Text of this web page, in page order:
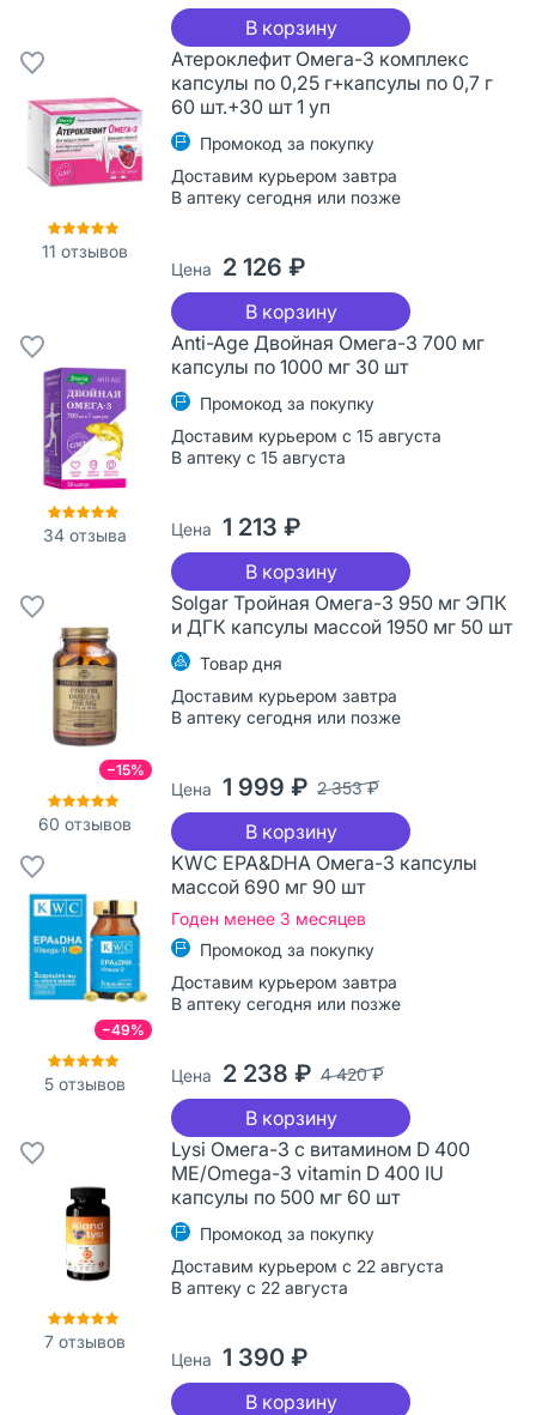
В корзину
11 отзывов
Атероклефит Омега-3 комплекс
капсулы по 0,25 г+капсулы по 0,7 г
60 шт.+30 шт 1 уп
Промокод за покупку
Доставим курьером завтра
В аптеку сегодня или позже
Цена 2 126 ₽
В корзину
34 отзыва
Anti-Age Двойная Омега-3 700 мг
капсулы по 1000 мг 30 шт
Промокод за покупку
Доставим курьером с 15 августа
В аптеку с 15 августа
Цена 1 213 ₽
В корзину
−15%
60 отзывов
Solgar Тройная Омега-3 950 мг ЭПК
и ДГК капсулы массой 1950 мг 50 шт
Товар дня
Доставим курьером завтра
В аптеку сегодня или позже
Цена 1 999 ₽ 2 353 ₽
В корзину
−49%
5 отзывов
KWC EPA&DHA Омега-3 капсулы
массой 690 мг 90 шт
Годен менее 3 месяцев
Промокод за покупку
Доставим курьером завтра
В аптеку сегодня или позже
Цена 2 238 ₽ 4 420 ₽
В корзину
7 отзывов
Lysi Омега-3 с витамином D 400
ME/Omega-3 vitamin D 400 IU
капсулы по 500 мг 60 шт
Промокод за покупку
Доставим курьером с 22 августа
В аптеку с 22 августа
Цена 1 390 ₽
В корзину